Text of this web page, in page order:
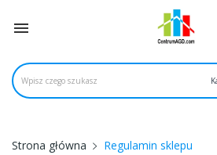

Strona główna Regulamin sklepu